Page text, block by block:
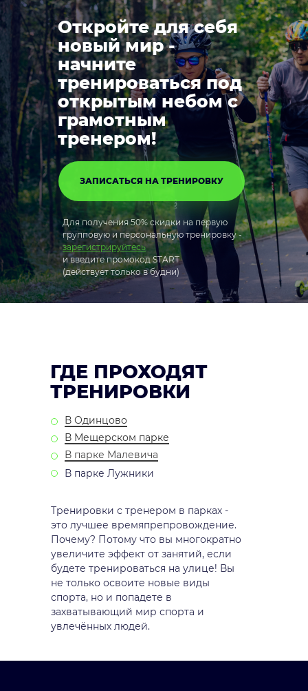
Откройте для себя
новый мир -
начните
тренироваться под
открытым небом с
грамотным
тренером!
Для получения 50% скидки на первую
групповую и персональную тренировку -
зарегистрируйтесь
и введите промокод START
(действует только в будни)
ЗАПИСАТЬСЯ НА ТРЕНИРОВКУ
ГДЕ ПРОХОДЯТ
ТРЕНИРОВКИ
В Одинцово
В Мещерском парке
В парке Малевича
Тренировки с тренером в парках -
это лучшее времяпрепровождение.
Почему? Потому что вы многократно
увеличите эффект от занятий, если
будете тренироваться на улице! Вы
не только освоите новые виды
спорта, но и попадете в
захватывающий мир спорта и
увлечённых людей.
В парке Лужники